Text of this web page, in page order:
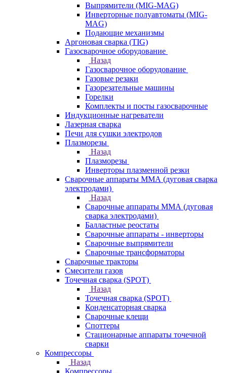
Выпрямители (MIG-MAG)
Инверторные полуавтоматы (MIG-
MAG)
Подающие механизмы
Аргоновая сварка (TIG)
Газосварочное оборудование
Назад
Газосварочное оборудование
Газовые резаки
Газорезательные машины
Горелки
Комплекты и посты газосварочные
Индукционные нагреватели
Лазерная сварка
Печи для сушки электродов
Плазморезы
Назад
Плазморезы
Инверторы плазменной резки
Сварочные аппараты ММА (дуговая сварка
электродами)
Назад
Сварочные аппараты ММА (дуговая
сварка электродами)
Балластные реостаты
Сварочные аппараты - инверторы
Сварочные выпрямители
Сварочные трансформаторы
Сварочные тракторы
Смесители газов
Точечная сварка (SPOT)
Назад
Точечная сварка (SPOT)
Конденсаторная сварка
Сварочные клещи
Споттеры
Стационарные аппараты точечной
сварки
Компрессоры
Назад
Компрессоры